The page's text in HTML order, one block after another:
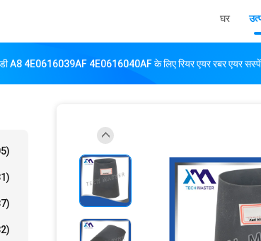
घर
A8 4E0616039AF 4E0616040AF के लिए रियर एयर रबर एयर